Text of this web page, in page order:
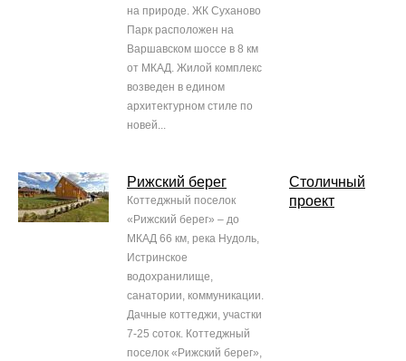
на природе. ЖК Суханово
Парк расположен на
Варшавском шоссе в 8 км
от МКАД. Жилой комплекс
возведен в едином
архитектурном стиле по
новей...
Рижский берег
Коттеджный поселок
«Рижский берег» – до
МКАД 66 км, река Нудоль,
Истринское
водохранилище,
санатории, коммуникации.
Дачные коттеджи, участки
7-25 соток. Коттеджный
поселок «Рижский берег»,
Столичный
проект